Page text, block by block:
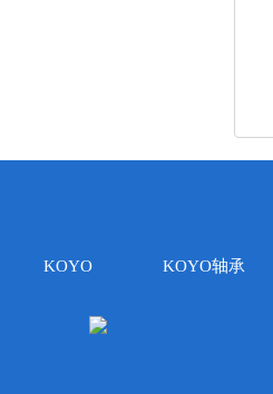
KOYO KOYO轴承